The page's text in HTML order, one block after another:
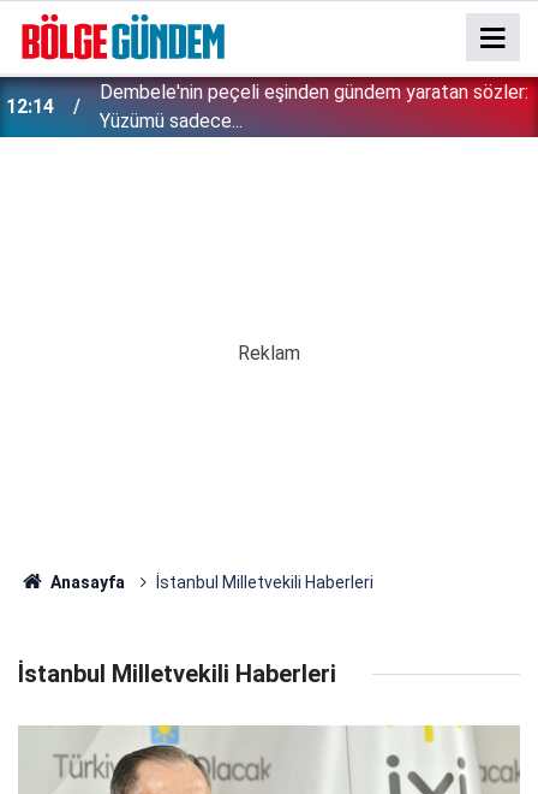
12:14
Dembele'nin peçeli eşinden gündem yaratan sözler:
Yüzümü sadece...
Anasayfa İstanbul Milletvekili Haberleri
İstanbul Milletvekili Haberleri